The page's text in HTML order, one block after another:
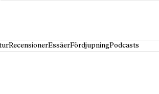
RecensionerEssäerFördjupningPodcasts